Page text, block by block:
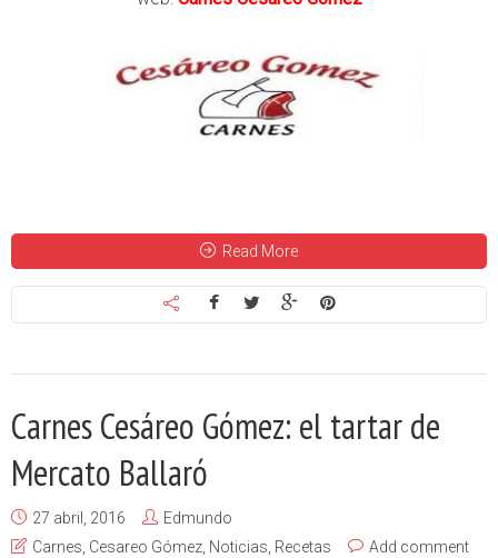
Read More
Carnes Cesáreo Gómez: el tartar de
Mercato Ballaró
27 abril, 2016
Edmundo
Carnes Cesareo Gómez Noticias Recetas Add comment